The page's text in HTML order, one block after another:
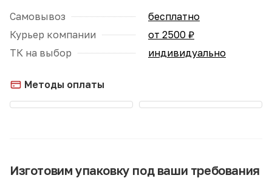
Самовывоз
бесплатно
Курьер компании
от 2500 ₽
ТК на выбор
индивидуально
Методы оплаты
Изготовим упаковку под ваши требования